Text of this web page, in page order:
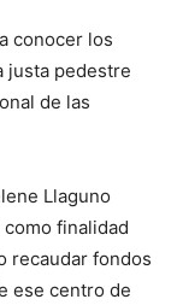
conocer los
justa pedestre
de las
Llaguno
finalidad
recaudar fondos
ese centro de